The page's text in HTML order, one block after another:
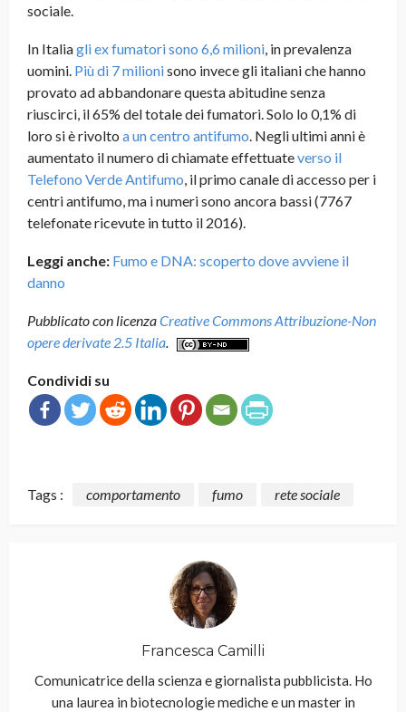
sociale.
In Italiagli ex fumatori sono 6,6 milioni, in prevalenza
uomini. Più di 7 milionisono invece gli italiani che hanno
provato ad abbandonare questa abitudine senza
riuscirci, il 65% del totale dei fumatori. Solo lo 0,1% di
loro si è rivolto a un centro antifumo. Negli ultimi anni è
aumentato il numero di chiamate effettuateverso il
Telefono Verde Antifumo, il primo canale di accesso per i
centri antifumo, ma i numeri sono ancora bassi (7767
telefonate ricevute in tutto il 2016).
Leggi anche: Fumo e DNA: scoperto dove avviene il
danno
Pubblicato con licenzaCreative Commons Attribuzione-Non
opere derivate 2.5 Italia.
Condividi su
Tags : comportamento fumo rete sociale
Francesca Camilli
Comunicatrice della scienza e giornalista pubblicista. Ho
una laurea in biotecnologie mediche e un master in